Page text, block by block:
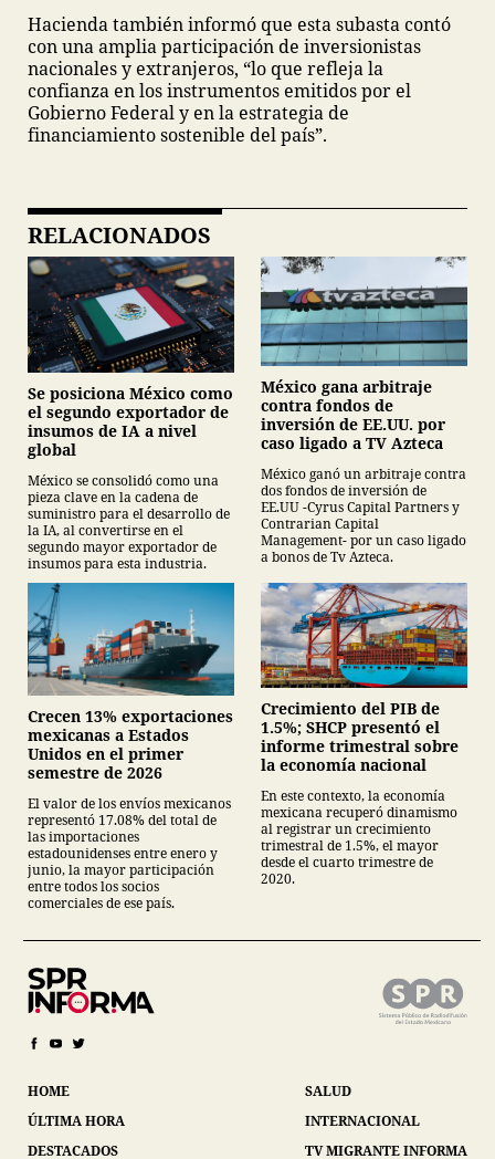
Hacienda también informó que esta subasta contó
con una amplia participación de inversionistas
nacionales y extranjeros, “lo que refleja la
confianza en los instrumentos emitidos por el
Gobierno Federal y en la estrategia de
financiamiento sostenible del país”.
RELACIONADOS
Se posiciona México como
el segundo exportador de
insumos de IA a nivel
global
México se consolidó como una
pieza clave en la cadena de
suministro para el desarrollo de
la IA, al convertirse en el
segundo mayor exportador de
insumos para esta industria.
México gana arbitraje
contra fondos de
inversión de EE.UU. por
caso ligado a TV Azteca
México ganó un arbitraje contra
dos fondos de inversión de
EE.UU -Cyrus Capital Partners y
Contrarian Capital
Management- por un caso ligado
a bonos de Tv Azteca.
Crecen 13% exportaciones
mexicanas a Estados
Unidos en el primer
semestre de 2026
El valor de los envíos mexicanos
representó 17.08% del total de
las importaciones
estadounidenses entre enero y
junio, la mayor participación
entre todos los socios
comerciales de ese país.
Crecimiento del PIB de
1.5%; SHCP presentó el
informe trimestral sobre
la economía nacional
En este contexto, la economía
mexicana recuperó dinamismo
al registrar un crecimiento
trimestral de 1.5%, el mayor
desde el cuarto trimestre de
2020.
HOME
ÚLTIMA HORA
DESTACADOS
SALUD
INTERNACIONAL
TV MIGRANTE INFORMA